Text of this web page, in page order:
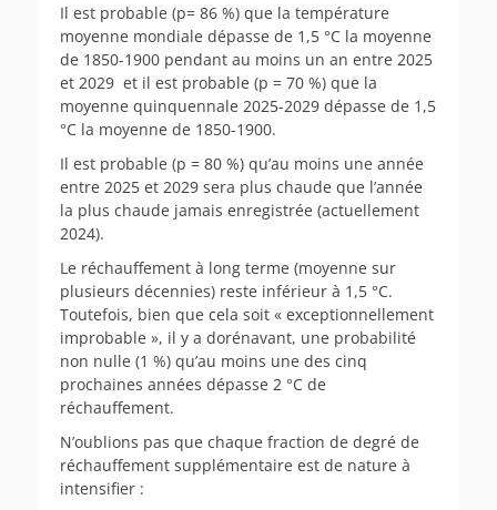
Il est probable (p= 86 %) que la température
moyenne mondiale dépasse de 1,5 °C la moyenne
de 1850-1900 pendant au moins un an entre 2025
et 2029 et il est probable (p = 70 %) que la
moyenne quinquennale 2025-2029 dépasse de 1,5
°C la moyenne de 1850-1900.
Il est probable (p = 80 %) qu’au moins une année
entre 2025 et 2029 sera plus chaude que l’année
la plus chaude jamais enregistrée (actuellement
2024).
Le réchauffement à long terme (moyenne sur
plusieurs décennies) reste inférieur à 1,5 °C.
Toutefois, bien que cela soit « exceptionnellement
improbable », il y a dorénavant, une probabilité
non nulle (1 %) qu’au moins une des cinq
prochaines années dépasse 2 °C de
réchauffement.
N’oublions pas que chaque fraction de degré de
réchauffement supplémentaire est de nature à
intensifier :